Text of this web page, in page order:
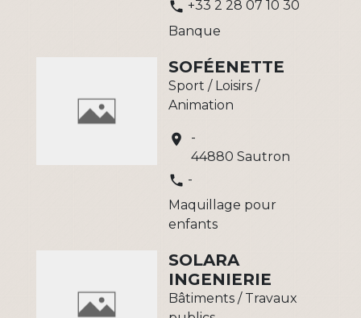
phone +33 2 28 07 10 30
Banque
SOFÉENETTE
Sport / Loisirs /
Animation
location_on
-
44880 Sautron
phone -
Maquillage pour
enfants
SOLARA
INGENIERIE
Bâtiments / Travaux